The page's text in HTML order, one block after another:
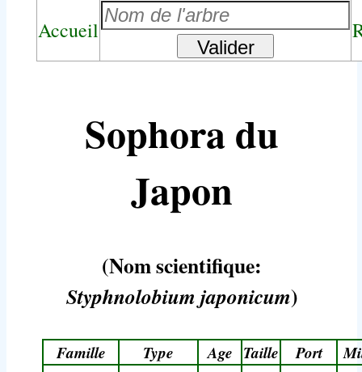
Accueil
Sophora du
Japon
(Nom scientifique:
Styphnolobium japonicum)
Famille Type Age Taille Port